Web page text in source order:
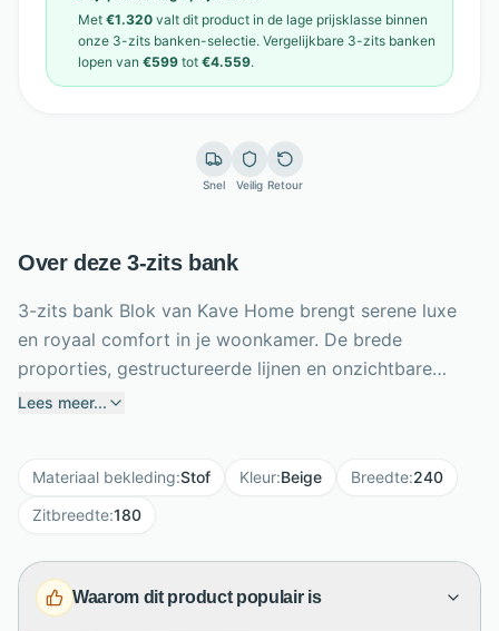
Met €1.320 valt dit product in de lage prijsklasse binnen
onze 3-zits banken-selectie. Vergelijkbare 3-zits banken
lopen van €599 tot €4.559.
Snel Veilig Retour
Over deze 3-zits bank
3-zits bank Blok van Kave Home brengt serene luxe
en royaal comfort in je woonkamer. De brede
proporties, gestructureerde lijnen en onzichtbare
poten geven de bank een moderne, rustige uitstraling.
behandeling, waardoor onderhoud eenvoudig blijft.
Met een breedte van 240 cm, zitdiepte van 74 cm en
ontspannen of gasten te ontvangen. De middelstevige
schuimlagen zorgen voor fijne ondersteuning, terwijl
Lees meer...
Materiaal bekleding:Stof Kleur:Beige Breedte:240
Zitbreedte:180
Waarom dit product populair is